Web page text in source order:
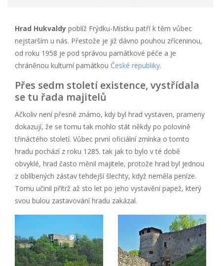
Hrad Hukvaldy poblíž Frýdku-Místku patří k těm vůbec
nejstarším u nás. Přestože je již dávno pouhou zříceninou,
od roku 1958 je pod správou památkové péče a je
chráněnou kulturní památkou České republiky.
Přes sedm století existence, vystřídala
se tu řada majitelů
Ačkoliv není přesně známo, kdy byl hrad vystaven, prameny
dokazují, že se tomu tak mohlo stát někdy po polovině
třináctého století. Vůbec první oficiální zmínka o tomto
hradu pochází z roku 1285. tak jak to bylo v té době
obvyklé, hrad často měnil majitele, protože hrad byl jednou
z oblíbených zástav tehdejší šlechty, když neměla peníze.
Tomu učinil přítrž až sto let po jeho vystavění papež, který
svou bulou zastavování hradu zakázal.